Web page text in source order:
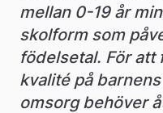
mellan 0-19 år
skolform som
födelsetal. För att
kvalité på
omsorg behöver